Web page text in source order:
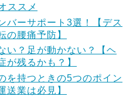
ススメ
バーサポート3選！【デス
の腰痛予防】
い？足が動かない？【ヘ
が残るかも？】
を持つときの5つのポイン
送業は必見】